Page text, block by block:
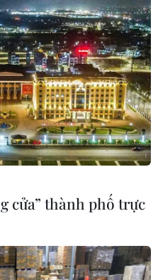
lạm phát cao ở
cửa” thành phố trực